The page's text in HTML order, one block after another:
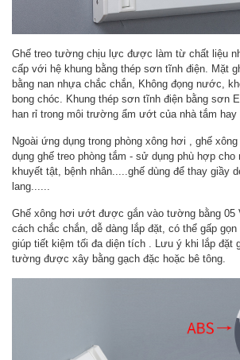
Ghế treo tường chịu lực được làm từ chất liệu
cấp với hệ khung bằng thép sơn tĩnh điện. Mặt
bằng nan nhựa chắc chắn, Không đọng nước,
bong chóc. Khung thép sơn tĩnh điện bằng sơn
han rỉ trong môi trường ẩm ướt của nhà tắm hay
Ngoài ứng dụng trong phòng xông hơi , ghế
dụng ghế treo phòng tắm - sử dụng phù hợp
khuyết tật, bệnh nhân.....ghế dùng để thay giầy
lang......
Ghế xông hơi ướt được gắn vào tường bằng 05
cách chắc chắn, dễ dàng lắp đặt, có thể gấp
giúp tiết kiệm tối đa diện tích . Lưu ý khi lắp đặt
tường được xây bằng gạch đặc hoặc bê tông.